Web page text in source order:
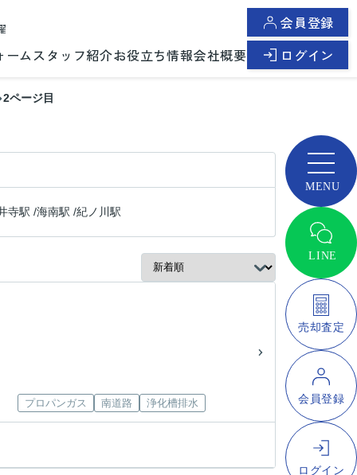
ーム スタッフ紹介お役立ち情報会社概要
会員登録
ログイン
2ページ目
寺駅 /海南駅 /紀ノ川駅
プロパンガス 南道路 浄化槽排水